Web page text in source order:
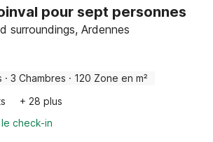
pour sept personnes
surroundings, Ardennes
· 3 Chambres · 120 Zone en m²
+ 28 plus
check-in